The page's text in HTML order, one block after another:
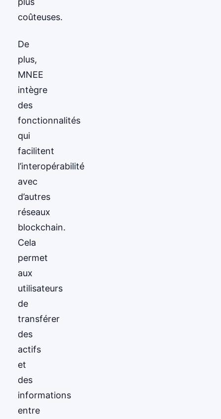
coûteuses.
De
plus,
MNEE
intègre
des
fonctionnalités
qui
facilitent
l’interopérabilité
avec
d’autres
réseaux
blockchain.
Cela
permet
aux
utilisateurs
de
transférer
des
actifs
et
des
informations
entre